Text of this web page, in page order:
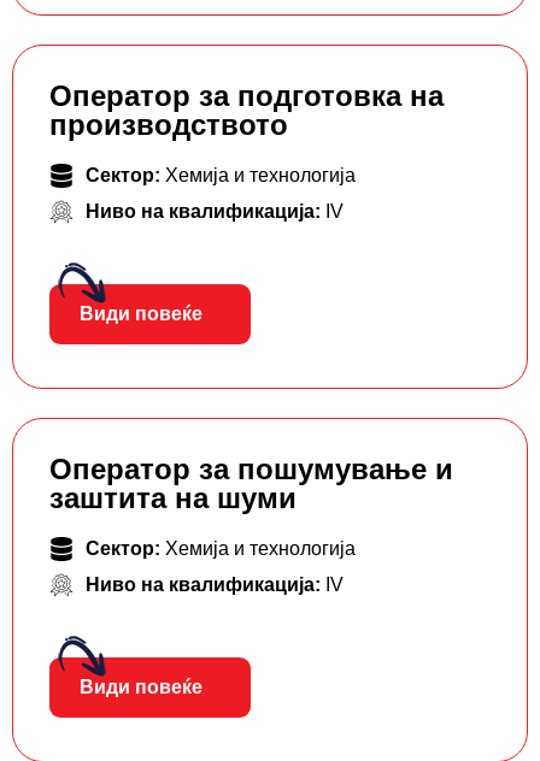
Оператор за подготовка на
производството
Сектор: Хемија и технологија
Ниво на квалификација: IV
Види повеќе
Оператор за пошумување и
заштита на шуми
Сектор: Хемија и технологија
Ниво на квалификација: IV
Види повеќе